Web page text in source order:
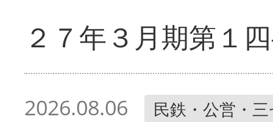
２７年３月期第１
2026.08.06 民鉄・公営・